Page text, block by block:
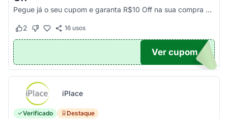
Pegue já o seu cupom e garanta R$10 Off na sua compra acima de R$500,00
Este cupom funcionou
2 Este cupom não funcionou
16usos
UPOM
Ver cupom
iPlace
Verificado Destaque